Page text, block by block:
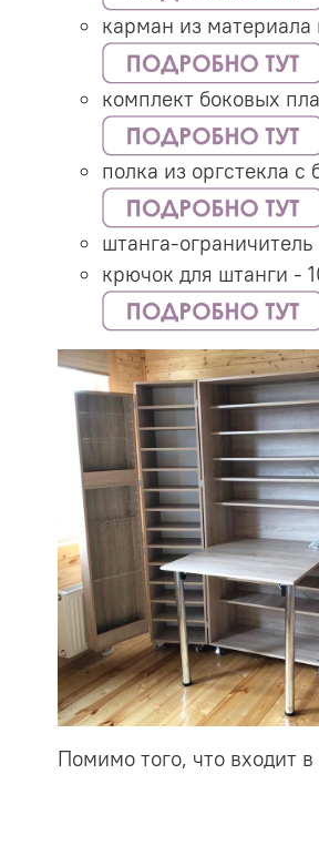
карман из
комплект боковых
полка из оргстекла
штанга-
крючок для штанги -
Помимо того, что входит